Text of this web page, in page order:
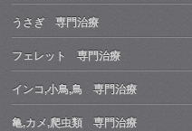
うさぎ 専門治療
フェレット 専門治療
インコ,小鳥,鳥 専門治療
亀,カメ,爬虫類 専門治療